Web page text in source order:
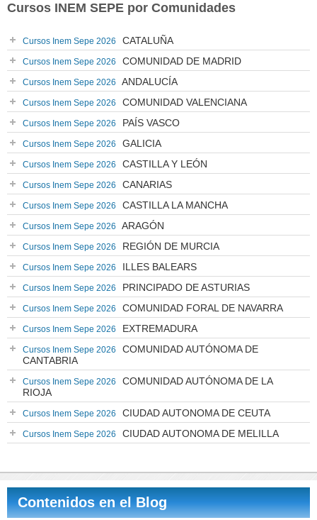
Cursos INEM SEPE por Comunidades
Cursos Inem Sepe 2026 CATALUÑA
Cursos Inem Sepe 2026 COMUNIDAD DE MADRID
Cursos Inem Sepe 2026 ANDALUCÍA
Cursos Inem Sepe 2026 COMUNIDAD VALENCIANA
Cursos Inem Sepe 2026 PAÍS VASCO
Cursos Inem Sepe 2026 GALICIA
Cursos Inem Sepe 2026 CASTILLA Y LEÓN
Cursos Inem Sepe 2026 CANARIAS
Cursos Inem Sepe 2026 CASTILLA LA MANCHA
Cursos Inem Sepe 2026 ARAGÓN
Cursos Inem Sepe 2026 REGIÓN DE MURCIA
Cursos Inem Sepe 2026 ILLES BALEARS
Cursos Inem Sepe 2026 PRINCIPADO DE ASTURIAS
Cursos Inem Sepe 2026 COMUNIDAD FORAL DE NAVARRA
Cursos Inem Sepe 2026 EXTREMADURA
Cursos Inem Sepe 2026
COMUNIDAD AUTÓNOMA DE
CANTABRIA
Cursos Inem Sepe 2026
COMUNIDAD AUTÓNOMA DE LA
RIOJA
Cursos Inem Sepe 2026 CIUDAD AUTONOMA DE CEUTA
Cursos Inem Sepe 2026 CIUDAD AUTONOMA DE MELILLA
Contenidos en el Blog